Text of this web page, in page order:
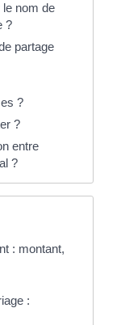
nom de
?
partage
?
?
entre
?
: montant,
: